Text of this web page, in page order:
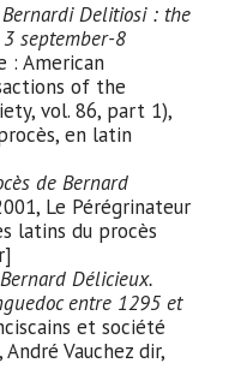
Bernardi Delitiosi : the
september-8
: American
of the
vol. 86, part 1),
en latin
de Bernard
Le Pérégrinateur
latins du procès
Délicieux.
entre 1295 et
et société
Vauchez dir,